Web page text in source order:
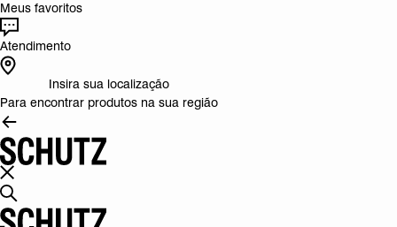
Meus favoritos
Atendimento
Insira sua localização
Para encontrar produtos na sua região